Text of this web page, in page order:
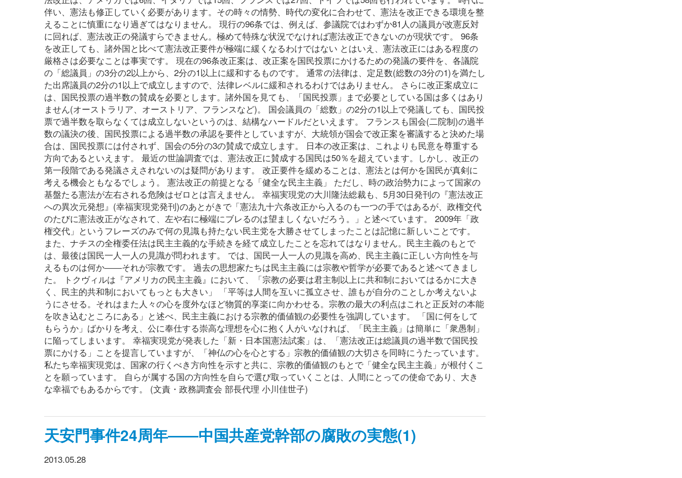
伴い、憲法も修正していく必要があります。その時々の情勢、時代の変化に合わせて、憲法を改正できる環境を整
えることに慎重になり過ぎてはなりません。 現行の96条では、例えば、参議院ではわずか81人の議員が改憲反対
に回れば、憲法改正の発議すらできません。極めて特殊な状況でなければ憲法改正できないのが現状です。 96条
を改正しても、諸外国と比べて憲法改正要件が極端に緩くなるわけではない とはいえ、憲法改正にはある程度の
厳格さは必要なことは事実です。 現在の96条改正案は、改正案を国民投票にかけるための発議の要件を、各議院
の「総議員」の3分の2以上から、2分の1以上に緩和するものです。 通常の法律は、定足数(総数の3分の1)を満たし
た出席議員の2分の1以上で成立しますので、法律レベルに緩和されるわけではありません。 さらに改正案成立に
は、国民投票の過半数の賛成を必要とします。諸外国を見ても、「国民投票」まで必要としている国は多くはあり
ません(オーストラリア、オーストリア、フランスなど)。 国会議員の「総数」の2分の1以上で発議しても、国民投
票で過半数を取らなくては成立しないというのは、結構なハードルだといえます。 フランスも国会(二院制)の過半
数の議決の後、国民投票による過半数の承認を要件としていますが、大統領が国会で改正案を審議すると決めた場
合は、国民投票には付されず、国会の5分の3の賛成で成立します。 日本の改正案は、これよりも民意を尊重する
方向であるといえます。 最近の世論調査では、憲法改正に賛成する国民は50％を超えています。しかし、改正の
第一段階である発議さえされないのは疑問があります。 改正要件を緩めることは、憲法とは何かを国民が真剣に
考える機会ともなるでしょう。 憲法改正の前提となる「健全な民主主義」 ただし、時の政治勢力によって国家の
基盤たる憲法が左右される危険はゼロとは言えません。 幸福実現党の大川隆法総裁も、5月30日発刊の『憲法改正
への異次元発想』(幸福実現党発刊)のあとがきで「憲法九十六条改正から入るのも一つの手ではあるが、政権交代
のたびに憲法改正がなされて、左や右に極端にブレるのは望ましくないだろう。」と述べています。 2009年「政
権交代」というフレーズのみで何の見識も持たない民主党を大勝させてしまったことは記憶に新しいことです。
また、ナチスの全権委任法は民主主義的な手続きを経て成立したことを忘れてはなりません。民主主義のもとで
は、最後は国民一人一人の見識が問われます。 では、国民一人一人の見識を高め、民主主義に正しい方向性を与
えるものは何か――それが宗教です。 過去の思想家たちは民主主義には宗教や哲学が必要であると述べてきまし
た。 トクヴィルは『アメリカの民主主義』において、「宗教の必要は君主制以上に共和制においてはるかに大き
く、民主的共和制においてもっとも大きい」 「平等は人間を互いに孤立させ、誰もが自分のことしか考えないよ
うにさせる。それはまた人々の心を度外なほど物質的享楽に向かわせる。宗教の最大の利点はこれと正反対の本能
を吹き込むところにある」と述べ、民主主義における宗教的価値観の必要性を強調しています。 「国に何をして
もらうか」ばかりを考え、公に奉仕する崇高な理想を心に抱く人がいなければ、「民主主義」は簡単に「衆愚制」
に陥ってしまいます。 幸福実現党が発表した「新・日本国憲法試案」は、「憲法改正は総議員の過半数で国民投
票にかける」ことを提言していますが、「神仏の心を心とする」宗教的価値観の大切さを同時にうたっています。
私たち幸福実現党は、国家の行くべき方向性を示すと共に、宗教的価値観のもとで「健全な民主主義」が根付くこ
とを願っています。 自らが属する国の方向性を自らで選び取っていくことは、人間にとっての使命であり、大き
な幸福でもあるからです。 (文責・政務調査会 部長代理 小川佳世子)
天安門事件24周年――中国共産党幹部の腐敗の実態(1)
2013.05.28